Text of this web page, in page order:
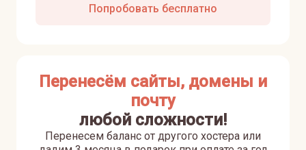
Попробовать бесплатно
Перенесём сайты, домены и
почту
любой сложности!
Перенесем баланс от другого хостера или